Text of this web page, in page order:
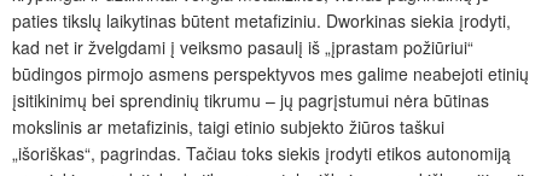
paties tikslų laikytinas būtent metafiziniu. Dworkinas siekia įrodyti,
kad net ir žvelgdami į veiksmo pasaulį iš „įprastam požiūriui“
būdingos pirmojo asmens perspektyvos mes galime neabejoti etinių
įsitikinimų bei sprendinių tikrumu – jų pagrįstumui nėra būtinas
mokslinis ar metafizinis, taigi etinio subjekto žiūros taškui
„išoriškas“, pagrindas. Tačiau toks siekis įrodyti etikos autonomiją